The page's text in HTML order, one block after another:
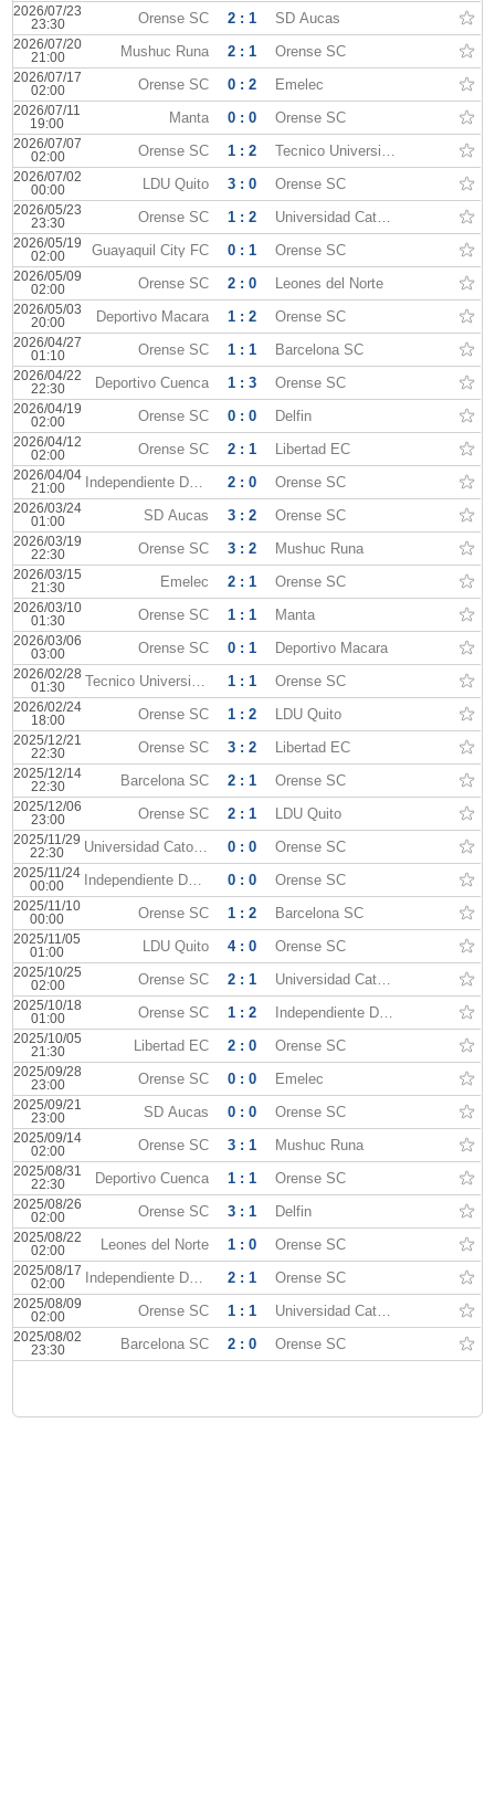
2026/07/23
23:30
Orense SC 2 : 1 SD Aucas
2026/07/20
21:00
Mushuc Runa 2 : 1 Orense SC
2026/07/17
02:00
Orense SC 0 : 2 Emelec
2026/07/11
19:00
Manta 0 : 0 Orense SC
2026/07/07
02:00
Orense SC 1 : 2 Tecnico Universitario
2026/07/02
00:00
LDU Quito 3 : 0 Orense SC
2026/05/23
23:30
Orense SC 1 : 2 Universidad Catolica Quito
2026/05/19
02:00
Guayaquil City FC 0 : 1 Orense SC
2026/05/09
02:00
Orense SC 2 : 0 Leones del Norte
2026/05/03
20:00
Deportivo Macara 1 : 2 Orense SC
2026/04/27
01:10
Orense SC 1 : 1 Barcelona SC
2026/04/22
22:30
Deportivo Cuenca 1 : 3 Orense SC
2026/04/19
02:00
Orense SC 0 : 0 Delfin
2026/04/12
02:00
Orense SC 2 : 1 Libertad EC
2026/04/04
21:00
Independiente Del Valle 2 : 0 Orense SC
2026/03/24
01:00
SD Aucas 3 : 2 Orense SC
2026/03/19
22:30
Orense SC 3 : 2 Mushuc Runa
2026/03/15
21:30
Emelec 2 : 1 Orense SC
2026/03/10
01:30
Orense SC 1 : 1 Manta
2026/03/06
03:00
Orense SC 0 : 1 Deportivo Macara
2026/02/28
01:30
Tecnico Universitario 1 : 1 Orense SC
2026/02/24
18:00
Orense SC 1 : 2 LDU Quito
2025/12/21
22:30
Orense SC 3 : 2 Libertad EC
2025/12/14
22:30
Barcelona SC 2 : 1 Orense SC
2025/12/06
23:00
Orense SC 2 : 1 LDU Quito
2025/11/29
22:30
Universidad Catolica Quito 0 : 0 Orense SC
2025/11/24
00:00
Independiente Del Valle 0 : 0 Orense SC
2025/11/10
00:00
Orense SC 1 : 2 Barcelona SC
2025/11/05
01:00
LDU Quito 4 : 0 Orense SC
2025/10/25
02:00
Orense SC 2 : 1 Universidad Catolica Quito
2025/10/18
01:00
Orense SC 1 : 2 Independiente Del Valle
2025/10/05
21:30
Libertad EC 2 : 0 Orense SC
2025/09/28
23:00
Orense SC 0 : 0 Emelec
2025/09/21
23:00
SD Aucas 0 : 0 Orense SC
2025/09/14
02:00
Orense SC 3 : 1 Mushuc Runa
2025/08/31
22:30
Deportivo Cuenca 1 : 1 Orense SC
2025/08/26
02:00
Orense SC 3 : 1 Delfin
2025/08/22
02:00
Leones del Norte 1 : 0 Orense SC
2025/08/17
02:00
Independiente Del Valle 2 : 1 Orense SC
2025/08/09
02:00
Orense SC 1 : 1 Universidad Catolica Quito
2025/08/02
23:30
Barcelona SC 2 : 0 Orense SC